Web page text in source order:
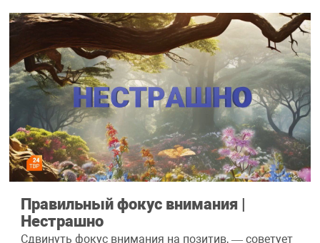
Правильный фокус внимания |
Нестрашно
Сдвинуть фокус внимания на позитив, — советует